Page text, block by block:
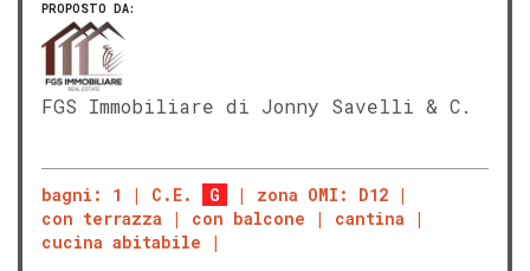
PROPOSTO DA:
FGS Immobiliare di Jonny Savelli & C.
bagni: 1 C.E. G
zona OMI: D12
con terrazza
con balcone
cantina
cucina abitabile